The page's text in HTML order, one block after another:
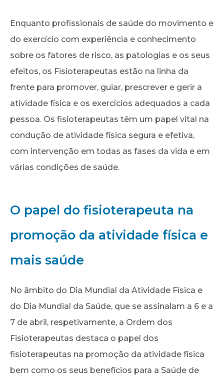
Enquanto profissionais de saúde do movimento e
do exercício com experiência e conhecimento
sobre os fatores de risco, as patologias e os seus
efeitos, os Fisioterapeutas estão na linha da
frente para promover, guiar, prescrever e gerir a
atividade física e os exercícios adequados a cada
pessoa. Os fisioterapeutas têm um papel vital na
condução de atividade física segura e efetiva,
com intervenção em todas as fases da vida e em
várias condições de saúde.
O papel do fisioterapeuta na
promoção da atividade física e
mais saúde
No âmbito do Dia Mundial da Atividade Física e
do Dia Mundial da Saúde, que se assinalam a 6 e a
7 de abril, respetivamente, a Ordem dos
Fisioterapeutas destaca o papel dos
fisioterapeutas na promoção da atividade física
bem como os seus benefícios para a Saúde de